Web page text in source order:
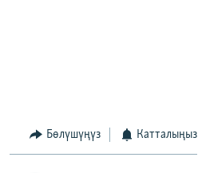
Бөлүшүңүз Катталыңыз